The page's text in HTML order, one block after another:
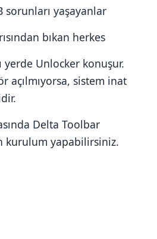
sorunları yaşayanlar
bıkan herkes
yerde Unlocker konuşur.
açılmıyorsa, sistem inat
Delta Toolbar
kurulum yapabilirsiniz.